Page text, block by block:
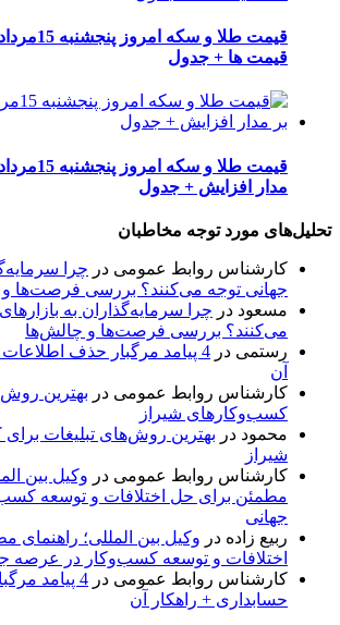
قیمت ها + جدول
قیمت طلا و
مدار افزایش + جدول
تحلیل‌های مورد توجه مخاطبان
کارشناس روابط عمومی در چرا
جهانی توجه می‌کنند؟ بررسی فرصت‌ها
مسعود در چرا سرمایه‌گذاران به
می‌کنند؟ بررسی فرصت‌ها و چالش‌ها
رستمی در
4 پیامد مرگبار حذف
آن
کارشناس روابط عمومی در بهترین
کسب‌وکارهای شیراز
محمود در بهترین روش‌های تبلیغات
شیراز
کارشناس روابط عمومی در وکیل بین
مطمئن برای حل اختلافات و توسعه
جهانی
ربیع زاده در وکیل بین المللی؛ راهنمای
اختلافات و توسعه کسب‌وکار در عرصه
کارشناس روابط عمومی در
4 پیامد
حسابداری + راهکار آن